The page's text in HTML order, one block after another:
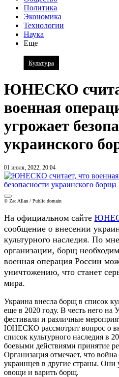
Политика
Экономика
Технологии
Наука
Еще
Культура
ЮНЕСКО
военная
угрожает
украинского
01 июля, 2022, 20:04
© Zac Allan / Public domain
На официальном сайте
сообщение о внесении
культурного наследия. По
организации, борщ
военная операция России
уничтожению, что станет
мира.
Украина внесла борщ в список
еще в 2020 году. В честь него на
фестивали и различные
ЮНЕСКО рассмотрит вопрос о
список культурного наследия в
боевыми действиями принятие
Организация отмечает, что
украинцев в другие страны.
овощи и варить борщ.